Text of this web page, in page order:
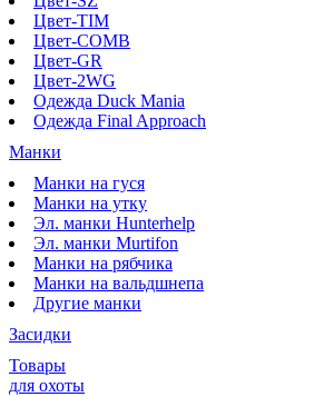
Цвет-TIM
Цвет-COMB
Цвет-GR
Цвет-2WG
Одежда Duck Mania
Одежда Final Approach
Манки
Манки на гуся
Манки на утку
Эл. манки Hunterhelp
Эл. манки Murtifon
Манки на рябчика
Манки на вальдшнепа
Другие манки
Засидки
Товары
для охоты